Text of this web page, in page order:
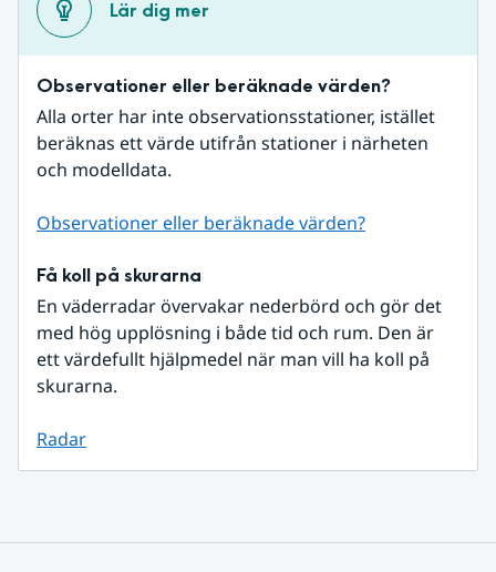
Lär dig mer
Observationer eller beräknade värden?
Alla orter har inte observationsstationer, istället
beräknas ett värde utifrån stationer i närheten
och modelldata.
Observationer eller beräknade värden?
Få koll på skurarna
En väderradar övervakar nederbörd och gör det
med hög upplösning i både tid och rum. Den är
ett värdefullt hjälpmedel när man vill ha koll på
skurarna.
Radar